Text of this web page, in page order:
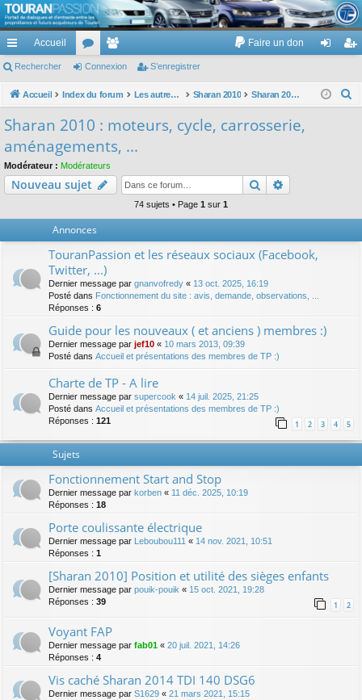
TouranPassion
Le forum des propriétaires ou futurs acquéreurs du Volkswagen Touran
cc
ès
de
Accueil
or
u
e
m
es
Faire un don
ne nr
Rechercher Connexion S’enregistrer
Accueil Index du forum Les autres voitures et ce qui touche à la voiture Sharan 2010 Sharan 2010 : moteurs, cycle, carrosserie, aménagements, ...
h
Sharan 2010 : moteurs, cycle, carrosserie,
aménagements, ...
Modérateur : Modérateurs
Nouveau sujet Rechercher
74 sujets • Page 1 sur 1
Annonces
TouranPassion et les réseaux sociaux (Facebook,
Twitter, ...)
Dernier message par gnanvofredy « 13 oct. 2025, 16:19
Posté dans Fonctionnement du site : avis, demande, observations, ...
Réponses : 6
Guide pour les nouveaux ( et anciens ) membres :)
Dernier message par jef10 « 10 mars 2013, 09:39
Posté dans Accueil et présentations des membres de TP :)
Charte de TP - A lire
Dernier message par supercook « 14 juil. 2025, 21:25
Posté dans Accueil et présentations des membres de TP :)
Réponses : 121 1 2 3 4 5
Sujets
Fonctionnement Start and Stop
Dernier message par korben « 11 déc. 2025, 10:19
Réponses : 18
Porte coulissante électrique
Dernier message par Leboubou111 « 14 nov. 2021, 10:51
Réponses : 1
[Sharan 2010] Position et utilité des sièges enfants
Dernier message par pouik-pouik « 15 oct. 2021, 19:28
Réponses : 39 1 2
Voyant FAP
Dernier message par fab01 « 20 juil. 2021, 14:26
Réponses : 4
Vis caché Sharan 2014 TDI 140 DSG6
Dernier message par S1629 « 21 mars 2021, 15:15